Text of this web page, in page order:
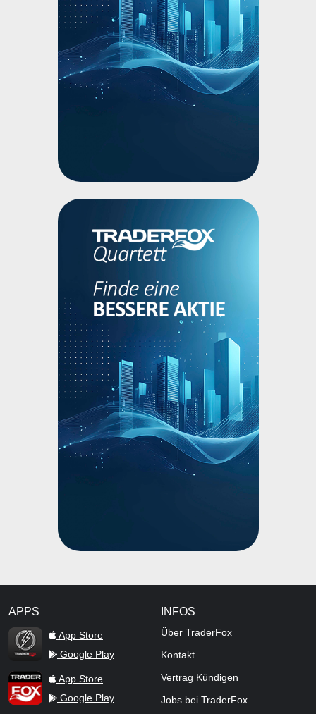
APPS
TraderFox Flash
App Store
Google Play
TraderFox AppApp Store
Google Play
INFOS
Über TraderFox
Kontakt
Vertrag Kündigen
Jobs bei TraderFox